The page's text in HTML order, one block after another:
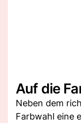
Auf die
Neben dem
Farbwahl eine